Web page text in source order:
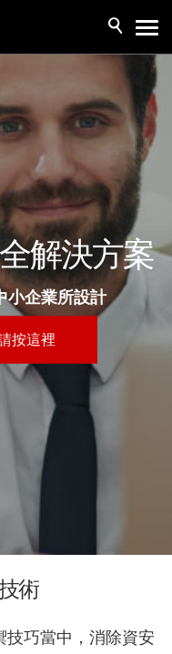
解決方案
小企業所設計
按這裡
術
技巧當中，消除資安